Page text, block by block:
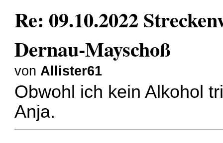
Re: 09.10.2022
Dernau-Mayschoß
von Allister61
Obwohl ich kein Alkohol
Anja.